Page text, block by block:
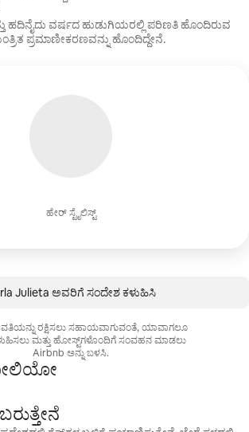
ಹೇರ್ ಸ್ಟೈಲಿಸ್ಟ್
ಹದಿನೈದು ವರ್ಷದ ಹುಡುಗಿಯರಲ್ಲಿ ಪರಿಣತಿ ಹೊಂದಿರುವ
ಪ್ರಮಾಣೀಕರಣವನ್ನು ಹೊಂದಿದ್ದೇನೆ.
Julieta ಅವರಿಗೆ ಸಂದೇಶ ಕಳುಹಿಸಿ
ರಕ್ಷಿಸಲು ಸಹಾಯವಾಗುವಂತೆ, ಯಾವಾಗಲೂ
ಮತ್ತು ಹೋಸ್ಟ್‌ಗಳೊಂದಿಗೆ ಸಂವಹನ ಮಾಡಲು
Airbnb ಅನ್ನು ಬಳಸಿ.